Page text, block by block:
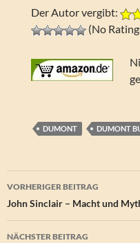
Der Autor vergibt:
(No
DUMONT DUMONT
VORHERIGER BEITRAG
John Sinclair – Macht und
NÄCHSTER BEITRAG